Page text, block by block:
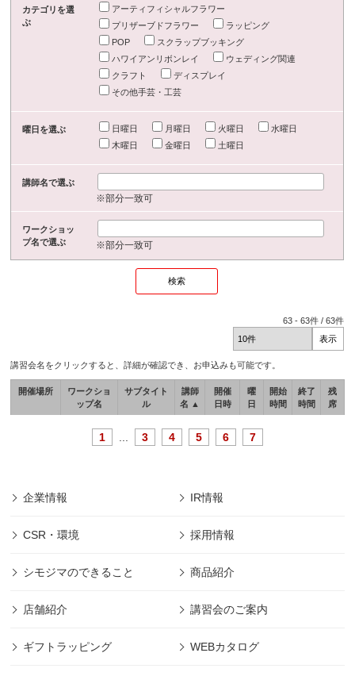
カテゴリを選
ぶ
アーティフィシャルフラワー
プリザーブドフラワー
ラッピング
POP
スクラップブッキング
ハワイアンリボンレイ
ウェディング関連
クラフト
ディスプレイ
その他手芸・工芸
曜日を選ぶ 日曜日 月曜日 火曜日
水曜日
木曜日
金曜日 土曜日
講師名で選ぶ
※部分一致可
ワークショッ
プ名で選ぶ
※部分一致可
63 -63件 /63件
講習会名をクリックすると、詳細が確認でき、お申込みも可能です。
開催場所
ワークショ
ップ名
サブタイト
ル
講師
名 ▲
開催
日時
曜
日
開始
時間
終了
時間
残
席
1 3 4 5 6 7
企業情報 IR情報
CSR・環境 採用情報
シモジマのできること 商品紹介
店舗紹介 講習会のご案内
ギフトラッピング WEBカタログ